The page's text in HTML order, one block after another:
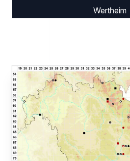
Wertheim